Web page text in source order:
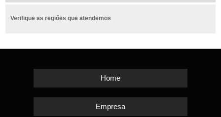
Verifique as regiões que atendemos
Home
Empresa